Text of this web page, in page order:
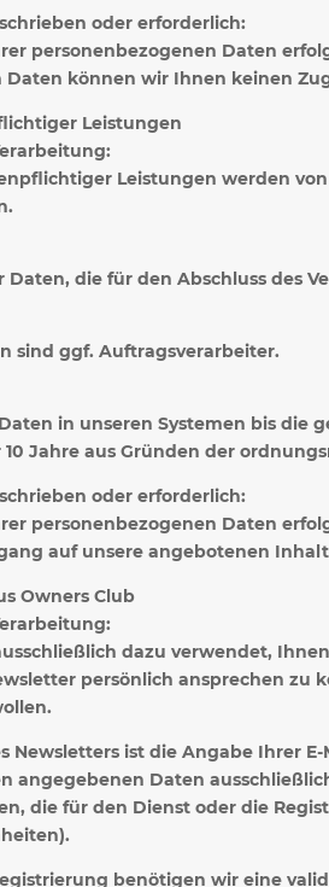
oder erforderlich:
personenbezogenen Daten
Daten können wir Ihnen keinen
Leistungen
Leistungen werden
die für den Abschluss des
sind ggf. Auftragsverarbeiter.
in unseren Systemen bis
Jahre aus Gründen der
oder erforderlich:
personenbezogenen Daten
auf unsere angebotenen
Owners Club
dazu verwendet,
persönlich ansprechen zu
Newsletters ist die Angabe Ihrer
angegebenen Daten
die für den Dienst oder die
benötigen wir eine